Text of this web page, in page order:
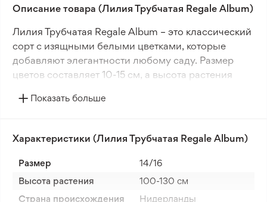
Описание товара (Лилия Трубчатая Regale Album)
Лилия Трубчатая Regale Album – это классический
сорт с изящными белыми цветками, которые
добавляют элегантности любому саду. Размер
цветов составляет 10-15 см, а высота растения
делает эту лилию идеальным выбором для
Для выращивания Regale Album рекомендуется
открытый грунт на солнечной стороне.
Расстояние между луковицами должно составлять
20 см. Эта лилия хорошо растёт в обычной почве,
чернозёме или почве с добавлением песка. Сорт
Показать больше
Характеристики (Лилия Трубчатая Regale Album)
Размер
14/16
Высота растения
100-130 cм
Страна происхождения
Нидерланды